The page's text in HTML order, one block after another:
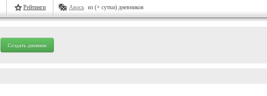
Рейтинги Авось из (+ сутки) дневников
Создать дневник